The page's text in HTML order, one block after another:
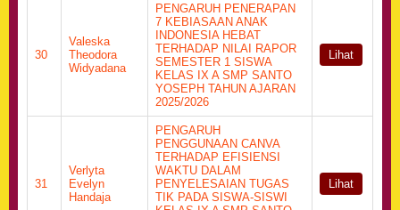
30
Valeska
Theodora
Widyadana
PENGARUH PENERAPAN
7 KEBIASAAN ANAK
INDONESIA HEBAT
TERHADAP NILAI RAPOR
SEMESTER 1 SISWA
KELAS IX A SMP SANTO
YOSEPH TAHUN AJARAN
2025/2026
Lihat
31
Verlyta
Evelyn
Handaja
PENGARUH
PENGGUNAAN CANVA
TERHADAP EFISIENSI
WAKTU DALAM
PENYELESAIAN TUGAS
TIK PADA SISWA-SISWI
Lihat